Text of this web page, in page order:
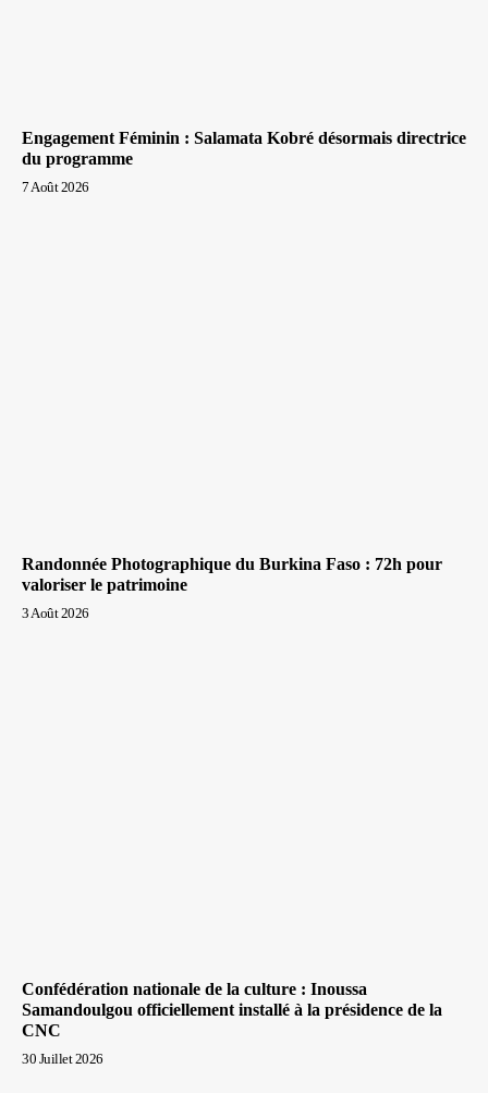
Engagement Féminin : Salamata Kobré désormais directrice
du programme
7 Août 2026
Randonnée Photographique du Burkina Faso : 72h pour
valoriser le patrimoine
3 Août 2026
Confédération nationale de la culture : Inoussa
Samandoulgou officiellement installé à la présidence de la
CNC
30 Juillet 2026